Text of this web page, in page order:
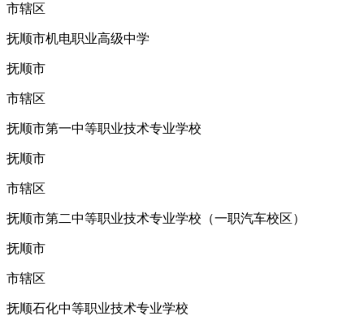
市辖区
抚顺市机电职业高级中学
抚顺市
市辖区
抚顺市第一中等职业技术专业学校
抚顺市
市辖区
抚顺市第二中等职业技术专业学校（一职汽车校区）
抚顺市
市辖区
抚顺石化中等职业技术专业学校